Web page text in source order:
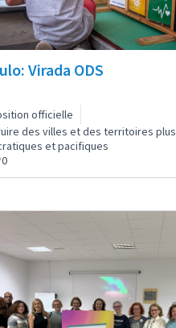
Virada ODS
officielle
des villes et des territoires plus
et pacifiques
0